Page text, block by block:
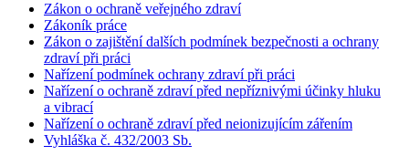
Zákon o ochraně veřejného zdraví
Zákoník práce
Zákon o zajištění dalších podmínek bezpečnosti a ochrany
zdraví při práci
Nařízení podmínek ochrany zdraví při práci
Nařízení o ochraně zdraví před nepříznivými účinky hluku
a vibrací
Nařízení o ochraně zdraví před neionizujícím zářením
Vyhláška č. 432/2003 Sb.